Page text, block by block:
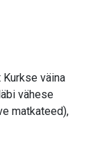
väina
vähese
matkateed),